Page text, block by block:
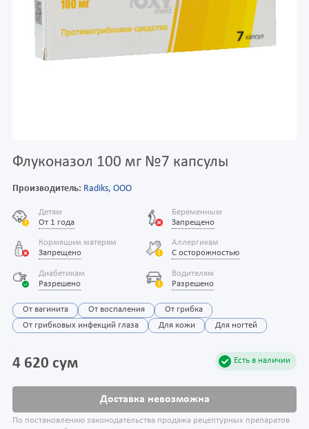
Флуконазол 100 мг №7 капсулы
Производитель: Radiks, ООО
Детям
От 1 года
Беременным
Запрещено
Кормящим матерям
Запрещено
Аллергикам
С осторожностью
Диабетикам
Разрешено
Водителям
Разрешено
От вагинита От воспаления
От грибка
От грибковых инфекций глаза
Для кожи Для ногтей
Есть в наличии
4 620 сум
Доставка невозможна
По постановлению законодательства продажа рецептурных препаратов